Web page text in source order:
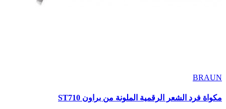
BRAUN
مكواة فرد الشعر الرقمية الملونة من براون ST710